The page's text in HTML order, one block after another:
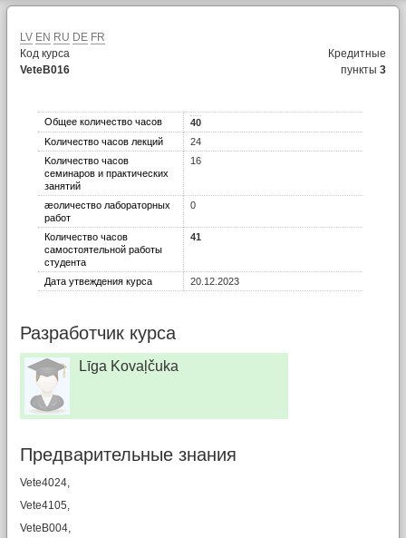
LV EN RU DE FR
Код курса
VeteB016
Кредитные
пункты3
Общее количество часов
40
Kоличество часов лекций
24
Kоличество часов
семинаров и практических
занятий
16
æоличество лабораторных
работ
0
Количество часов
самостоятельной работы
студента
41
Дата утвеждения курса 20.12.2023
Разработчик курса
Līga Kovaļčuka
Предварительные знания
Vete4024,
Vete4105,
VeteB004,